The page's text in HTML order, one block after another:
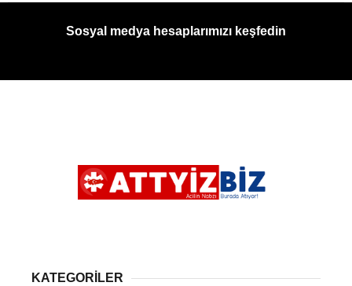
Sosyal medya hesaplarımızı keşfedin
KATEGORİLER